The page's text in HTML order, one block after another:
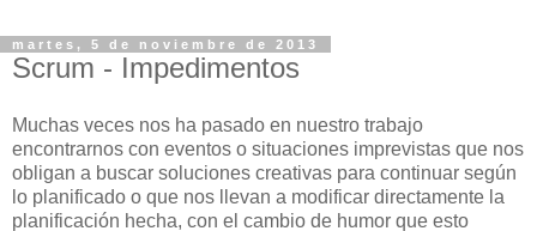
martes, 5 de noviembre de 2013
Scrum - Impedimentos
Muchas veces nos ha pasado en nuestro trabajo
encontrarnos con eventos o situaciones imprevistas que nos
obligan a buscar soluciones creativas para continuar según
lo planificado o que nos llevan a modificar directamente la
planificación hecha, con el cambio de humor que esto